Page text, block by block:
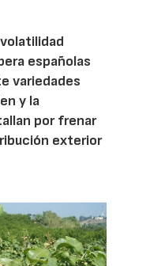
españolas
variedades
y la
por frenar
exterior